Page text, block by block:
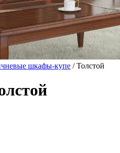
шкафы-купе / Толстой